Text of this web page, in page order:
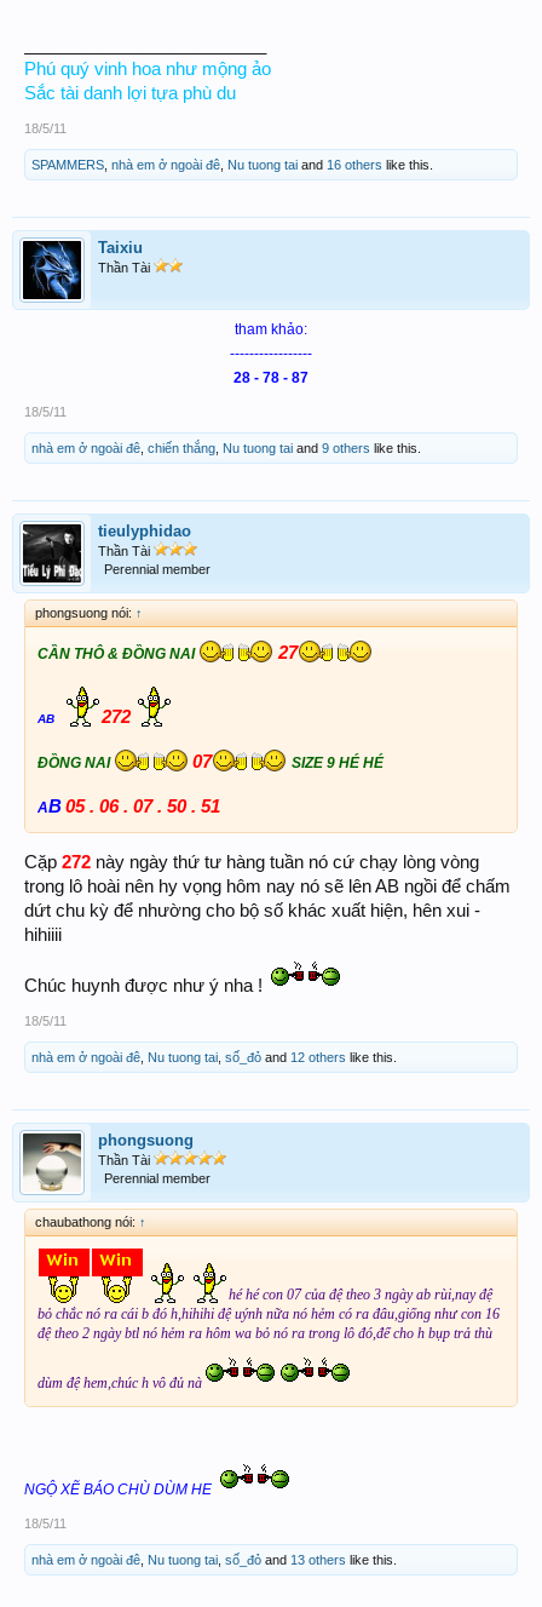
Phú quý vinh hoa như mộng ảo
Sắc tài danh lợi tựa phù du
18/5/11
SPAMMERS nhà em ở ngoài đê Nu tuong tai and 16 others like this.
Taixiu
Thần Tài
tham khảo:
-----------------
28 - 78 - 87
18/5/11
nhà em ở ngoài đê chiến thắng Nu tuong tai and 9 others like this.
tieulyphidao
Thần Tài
Perennial member
phongsuong nói: ↑
CẦN THÔ & ĐỒNG NAI 27
AB 272
ĐỒNG NAI 07 SIZE 9 HÉ HÉ
AB05 . 06 . 07 . 50 . 51
Cặp 272 này ngày thứ tư hàng tuần nó cứ chạy lòng vòng
trong lô hoài nên hy vọng hôm nay nó sẽ lên AB ngồi để chấm
dứt chu kỳ để nhường cho bộ số khác xuất hiện, hên xui -
hihiiii
Chúc huynh được như ý nha !
18/5/11
nhà em ở ngoài đê Nu tuong tai số_đỏ and 12 others like this.
phongsuong
Thần Tài
Perennial member
chaubathong nói: ↑
hé hé con 07 của đệ theo 3 ngày ab rùi,nay đệ
bỏ chắc nó ra cái b đó h,hihihi đệ uýnh nữa nó hẻm có ra đâu,giống như con 16
đệ theo 2 ngày btl nó hẻm ra hôm wa bỏ nó ra trong lô đó,để cho h bụp trả thù
dùm đệ hem,chúc h vô đủ nà
NGỘ XẼ BÁO CHÙ DÙM HE
18/5/11
nhà em ở ngoài đê Nu tuong tai số_đỏ and 13 others like this.